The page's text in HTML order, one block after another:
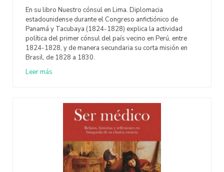
En su libro Nuestro cónsul en Lima. Diplomacia
estadounidense durante el Congreso anfictiónico de
Panamá y Tacubaya (1824-1828) explica la actividad
política del primer cónsul del país vecino en Perú, entre
1824-1828, y de manera secundaria su corta misión en
Brasil, de 1828 a 1830.
Leer más